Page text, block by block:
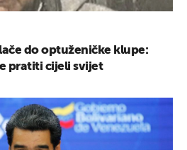
do optuženičke klupe:
pratiti cijeli svijet